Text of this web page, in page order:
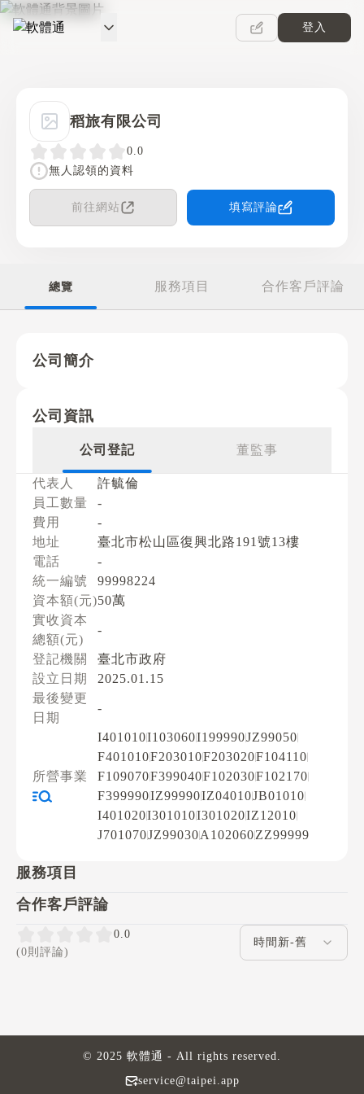
軟體通
登入
稻旅有限公司
0.0
無人認領的資料
前往網站 填寫評論
總覽 服務項目 合作客戶評論
公司簡介
公司資訊
公司登記 董監事
代表人
許毓倫
員工數量
-
費用
-
地址
臺北市松山區復興北路191號13樓
電話
-
統一編號
99998224
資本額(元)50萬
實收資本
總額(元)
-
登記機關
臺北市政府
設立日期
2025.01.15
最後變更
日期
-
所營事業
I401010I103060I199990JZ99050
F401010F203010F203020F104110
F109070F399040F102030F102170
F399990IZ99990IZ04010JB01010
I401020I301010I301020IZ12010
J701070JZ99030A102060ZZ99999
服務項目
合作客戶評論
0.0
(0則評論)
評論排序
service@taipei.app
© 2025 軟體通 - All rights reserved.